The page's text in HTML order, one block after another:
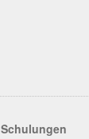
Schulungen